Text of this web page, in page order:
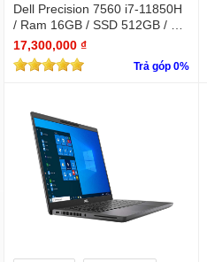
Dell Precision 7560 i7-11850H
/ Ram 16GB / SSD 512GB / Mà
n 15.6″ IPS FullHD 1920×1080
/ VGA Quadro T1200 4GB GD
DR6
17,300,000 ₫
Trả góp 0%